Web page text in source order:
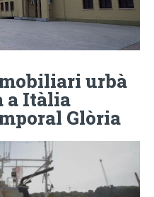
urbà
a Itàlia
Glòria